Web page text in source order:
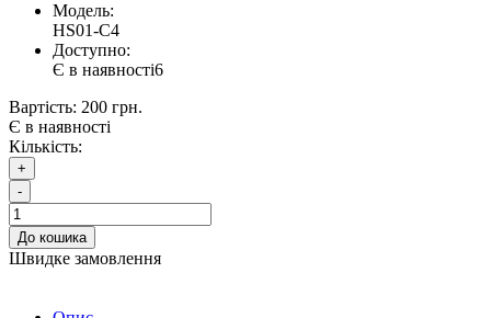
Модель:
HS01-C4
Доступно:
Є в наявності6
Вартість: 200 грн.
Є в наявності
Кількість:
+
-
До кошика
Швидке замовлення